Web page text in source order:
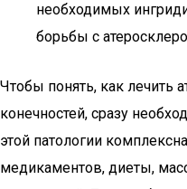
необходимых
борьбы с
Чтобы понять, как лечить
конечностей, сразу
этой патологии
медикаментов, диеты,